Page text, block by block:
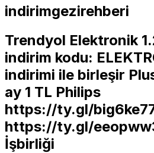
indirimgezirehberi
Trendyol Elektronik
indirim kodu:
indirimi ile birleşir
ay 1 TL Philips
https://ty.gl/
https://ty.gl/
İşbirliği